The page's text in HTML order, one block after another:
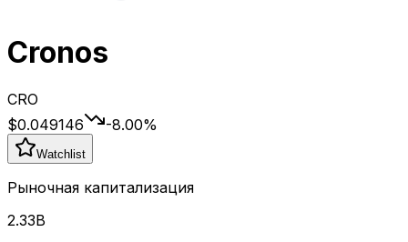
Cronos
CRO
$0.049146
-8.00%
Watchlist
Рыночная капитализация
2.33B